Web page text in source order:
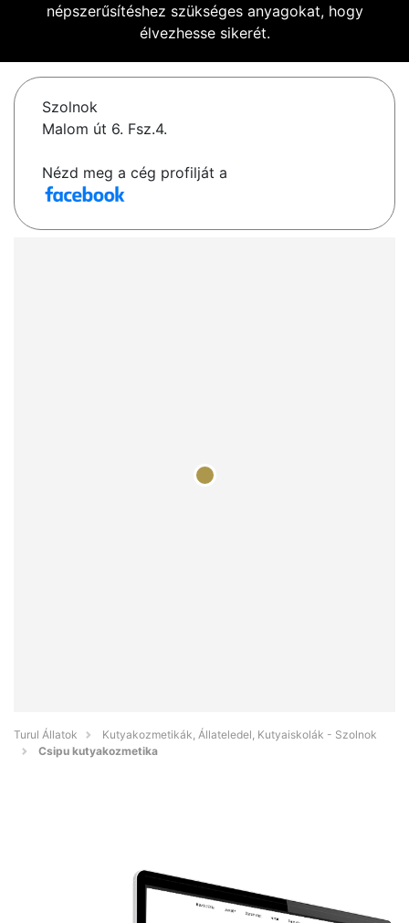
népszerűsítéshez szükséges anyagokat, hogy
élvezhesse sikerét.
Szolnok
Malom út 6. Fsz.4.
Nézd meg a cég profilját a
Turul Állatok
Kutyakozmetikák, Állateledel, Kutyaiskolák - Szolnok
Csipu kutyakozmetika